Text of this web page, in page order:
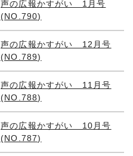
声の広報かすがい 1月号
(NO.790)
声の広報かすがい 12月号
(NO.789)
声の広報かすがい 11月号
(NO.788)
声の広報かすがい 10月号
(NO.787)